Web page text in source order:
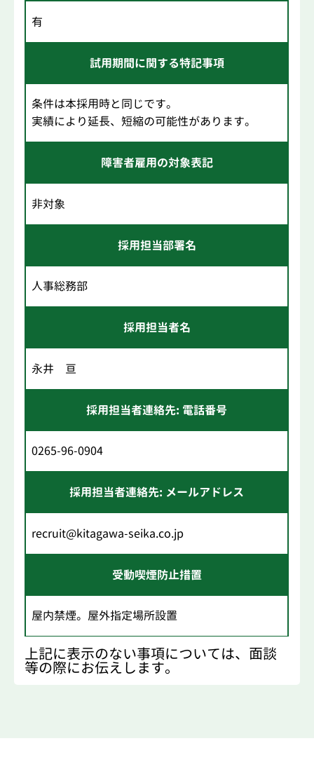
有
試用期間に関する特記事項
条件は本採用時と同じです。
実績により延長、短縮の可能性があります。
障害者雇用の対象表記
非対象
採用担当部署名
人事総務部
採用担当者名
永井 亘
採用担当者連絡先: 電話番号
0265-96-0904
採用担当者連絡先: メールアドレス
recruit@kitagawa-seika.co.jp
受動喫煙防止措置
屋内禁煙。屋外指定場所設置
上記に表示のない事項については、面談
等の際にお伝えします。